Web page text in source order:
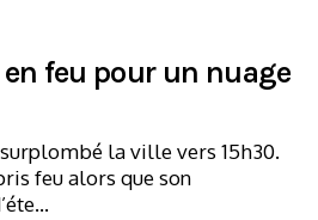
feu pour un nuage
la ville vers 15h30.
feu alors que son